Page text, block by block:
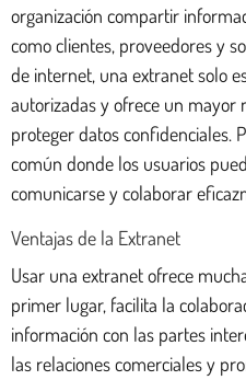
organización compartir
como clientes, proveedores y
de internet, una extranet solo
autorizadas y ofrece un mayor
proteger datos confidenciales.
común donde los usuarios
comunicarse y colaborar
Ventajas de la Extranet
Usar una extranet ofrece
primer lugar, facilita la
información con las partes
las relaciones comerciales y